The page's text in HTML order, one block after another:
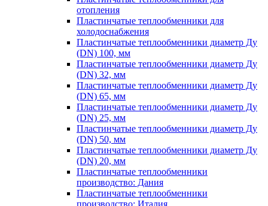
отопления
Пластинчатые теплообменники для
холодоснабжения
Пластинчатые теплообменники диаметр Ду
(DN) 100, мм
Пластинчатые теплообменники диаметр Ду
(DN) 32, мм
Пластинчатые теплообменники диаметр Ду
(DN) 65, мм
Пластинчатые теплообменники диаметр Ду
(DN) 25, мм
Пластинчатые теплообменники диаметр Ду
(DN) 50, мм
Пластинчатые теплообменники диаметр Ду
(DN) 20, мм
Пластинчатые теплообменники
производство: Дания
Пластинчатые теплообменники
производство: Италия